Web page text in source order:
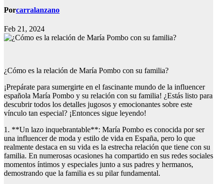
Porcarralanzano
Feb 21, 2024
¿Cómo es la relación de María Pombo con su familia?
¡Prepárate para sumergirte en el fascinante mundo de la influencer
española María Pombo y su relación con su familia! ¿Estás listo para
descubrir todos los detalles jugosos y emocionantes sobre este
vínculo tan especial? ¡Entonces sigue leyendo!
1. **Un lazo inquebrantable**: María Pombo es conocida por ser
una influencer de moda y estilo de vida en España, pero lo que
realmente destaca en su vida es la estrecha relación que tiene con su
familia. En numerosas ocasiones ha compartido en sus redes sociales
momentos íntimos y especiales junto a sus padres y hermanos,
demostrando que la familia es su pilar fundamental.